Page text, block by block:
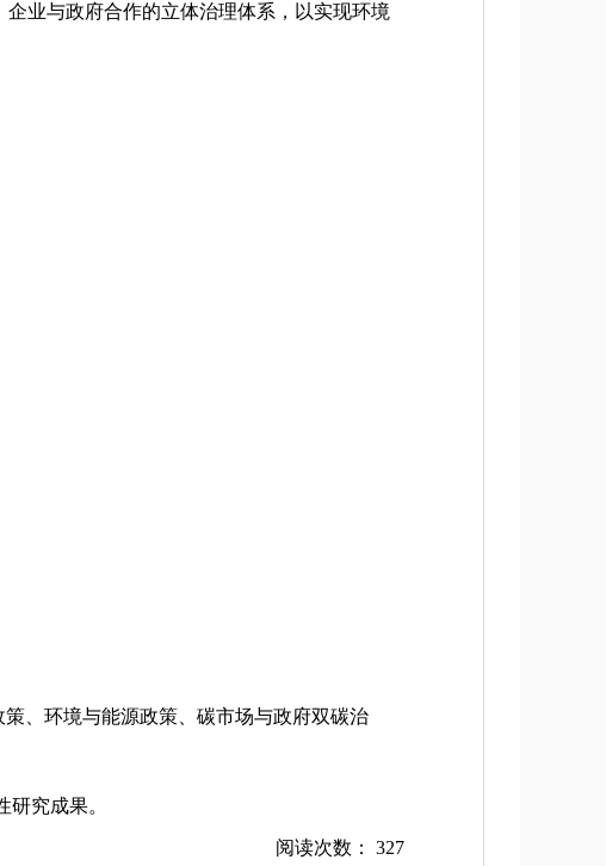
业与政府合作的立体治理体系，以实现环境
、环境与能源政策、碳市场与政府双碳治
究成果。
阅读次数： 327